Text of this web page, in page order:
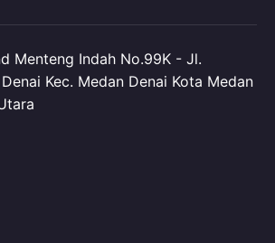
Menteng Indah No.99K - Jl.
Kec. Medan Denai Kota Medan